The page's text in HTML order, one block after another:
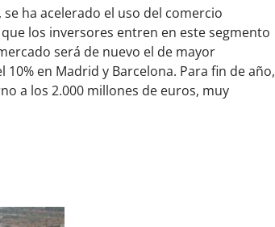
ha acelerado el uso del comercio
los inversores entren en este segmento
será de nuevo el de mayor
en Madrid y Barcelona. Para fin de año,
a los 2.000 millones de euros, muy